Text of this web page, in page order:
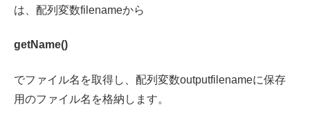
は、配列変数filenameから
getName()
でファイル名を取得し、配列変数outputfilenameに保存
用のファイル名を格納します。